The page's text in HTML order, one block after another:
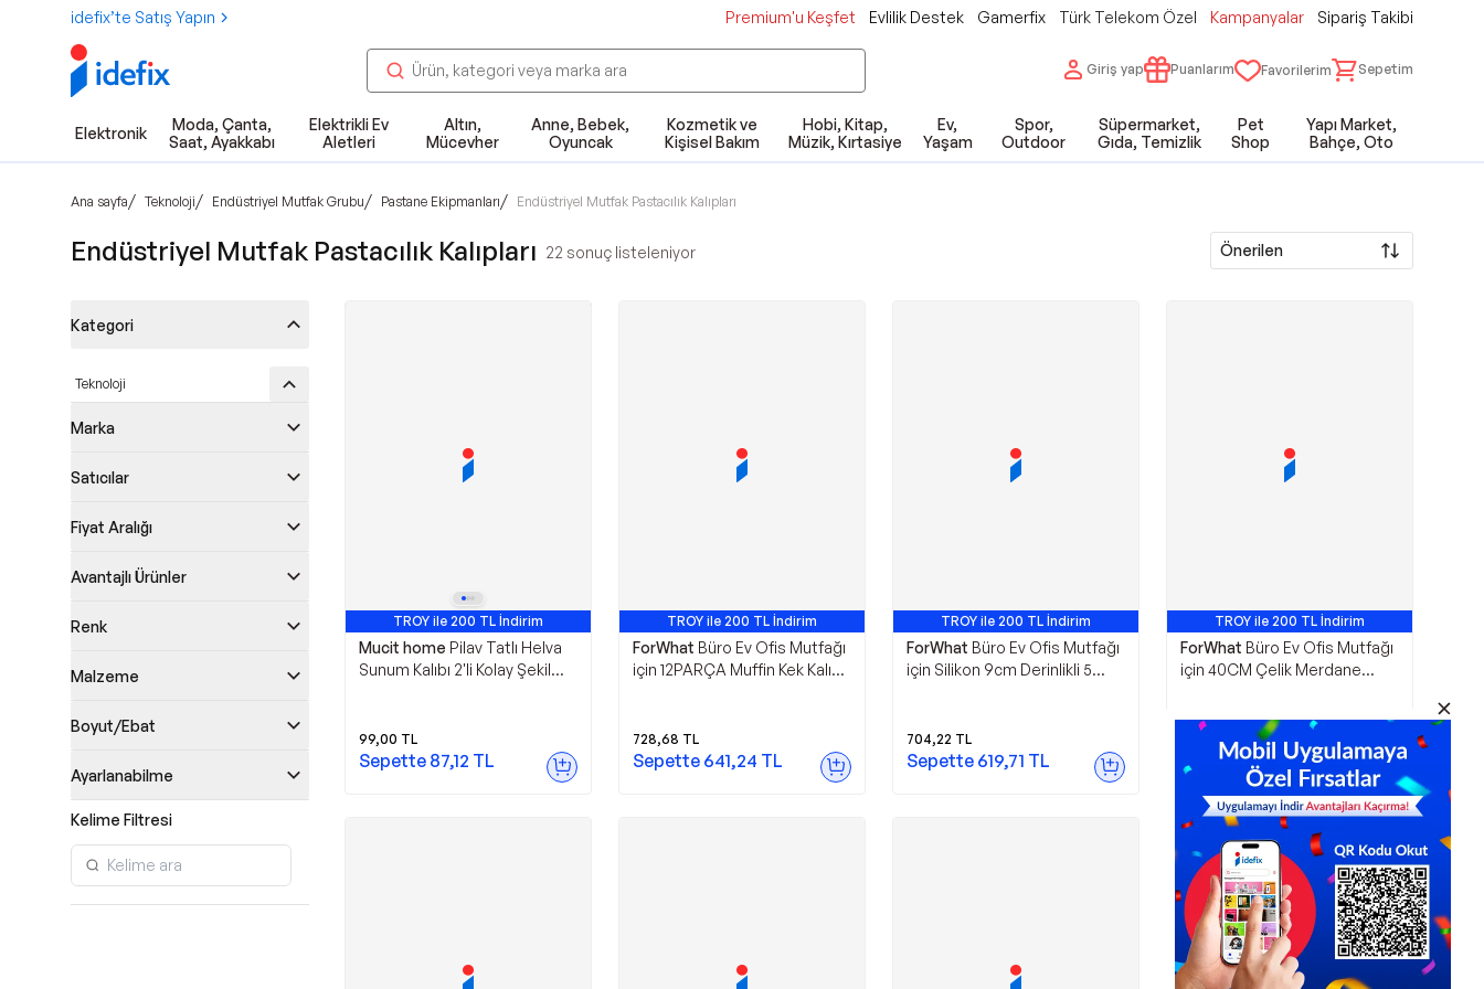
idefix’te Satış Yapın Premium'u Keşfet Evlilik Destek Gamerfix Türk Telekom Özel Kampanyalar Sipariş Takibi
Giriş yap Puanlarım Favorilerim Sepetim
Elektronik
Moda, Çanta,
Saat, Ayakkabı
Elektrikli Ev
Aletleri
Altın,
Mücevher
Anne, Bebek,
Oyuncak
Kozmetik ve
Kişisel Bakım
Hobi, Kitap,
Müzik, Kırtasiye
Ev,
Yaşam
Spor,
Outdoor
Süpermarket,
Gıda, Temizlik
Pet
Shop
Yapı Market,
Bahçe, Oto
Ana sayfa/ Teknoloji/ Endüstriyel Mutfak Grubu/ Pastane Ekipmanları/ Endüstriyel Mutfak Pastacılık Kalıpları
Endüstriyel Mutfak Pastacılık Kalıpları 22 sonuç listeleniyor Önerilen
Kategori
Teknoloji
Marka
Satıcılar
Fiyat Aralığı
Avantajlı Ürünler
Renk
Malzeme
Boyut/Ebat
Ayarlanabilme
Kelime Filtresi
TROY ile 200 TL İndirim
Mucit home Pilav Tatlı Helva
Sunum Kalıbı 2'li Kolay Şekil
99,00 TL
Sepette 87,12 TL
TROY ile 200 TL İndirim
ForWhat Büro Ev Ofis Mutfağı
için 12PARÇA Muffin Kek Kalıbı
728,68 TL
Sepette 641,24 TL
TROY ile 200 TL İndirim
ForWhat Büro Ev Ofis Mutfağı
için Silikon 9cm Derinlikli 5
704,22 TL
Sepette 619,71 TL
TROY ile 200 TL İndirim
ForWhat Büro Ev Ofis Mutfağı
için 40CM Çelik Merdane
993,65 TL
Sepette874,41TL